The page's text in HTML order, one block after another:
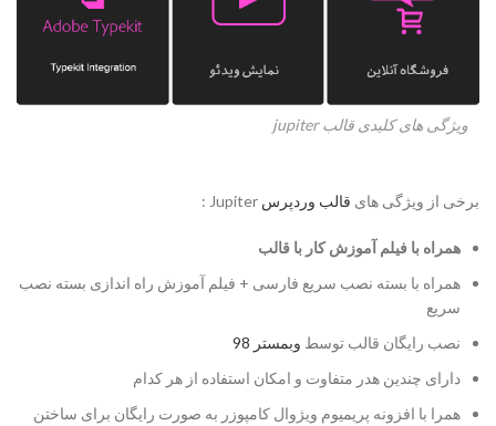
ویژگی های کلیدی قالب jupiter
برخی از ویژگی های قالب وردپرس
همراه با فیلم آموزش کار با قالب
همراه با بسته نصب سریع فارسی + فیلم آموزش راه اندازی بسته نصب
سریع
نصب رایگان قالب توسط وبمستر 98
دارای چندین هدر متفاوت و امکان استفاده از هر کدام
همرا با افزونه پریمیوم ویژوال کامپوزر به صورت رایگان برای ساختن